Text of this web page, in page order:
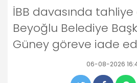
İBB davasında
Beyoğlu Belediye
Güney göreve iade
06-08-2026